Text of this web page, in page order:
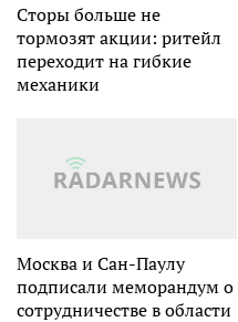
Сторы больше не
тормозят акции: ритейл
переходит на гибкие
механики
Москва и Сан-Паулу
подписали меморандум о
сотрудничестве в области